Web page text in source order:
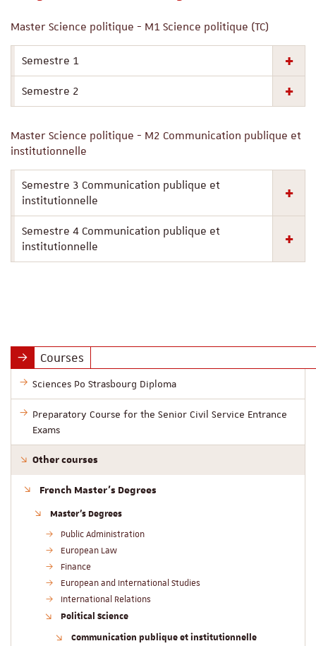
Master Science politique - M1 Science politique (TC)
Semestre 1
Semestre 2
Master Science politique - M2 Communication publique et
institutionnelle
Semestre 3 Communication publique et
institutionnelle
Semestre 4 Communication publique et
institutionnelle
Courses
Sciences Po Strasbourg Diploma
Preparatory Course for the Senior Civil Service Entrance
Exams
Other courses
French Master’s Degrees
Master’s Degrees
Public Administration
European Law
Finance
European and International Studies
International Relations
Political Science
Communication publique et institutionnelle